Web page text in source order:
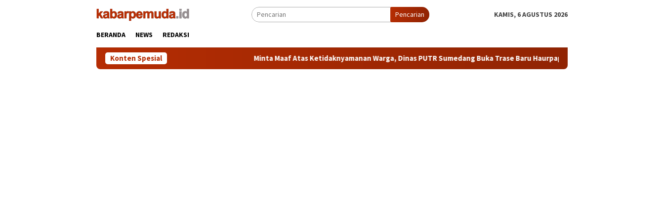
Pencarian KAMIS, 6 AGUSTUS 2026
BERANDA NEWS REDAKSI
Konten Spesial Minta Maaf Atas Ketidaknyamanan Warga, Dinas PUTR Sumedang Buka Trase Baru Haurpapak–Surian